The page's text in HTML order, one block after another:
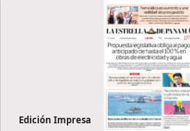
Edición Impresa